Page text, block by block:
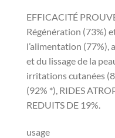
EFFICACITÉ
Régénération (73%)
l’alimentation (77%),
et du lissage de la
irritations cutanées
(92% *), RIDES
REDUITS DE 19%
usage